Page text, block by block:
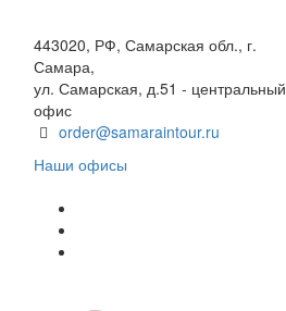
443020, РФ, Самарская обл., г.
Самара,
ул. Самарская, д.51 - центральный
офис
order@samaraintour.ru
Наши офисы